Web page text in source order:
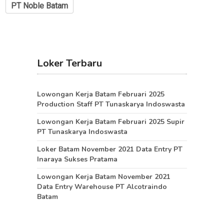
PT Noble Batam
Loker Terbaru
Lowongan Kerja Batam Februari 2025
Production Staff PT Tunaskarya Indoswasta
Lowongan Kerja Batam Februari 2025 Supir
PT Tunaskarya Indoswasta
Loker Batam November 2021 Data Entry PT
Inaraya Sukses Pratama
Lowongan Kerja Batam November 2021
Data Entry Warehouse PT Alcotraindo
Batam